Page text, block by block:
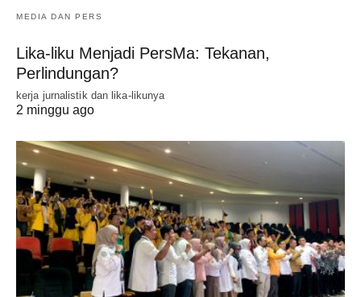
MEDIA DAN PERS
Lika-liku Menjadi PersMa: Tekanan,
Perlindungan?
kerja jurnalistik dan lika-likunya
2 minggu ago